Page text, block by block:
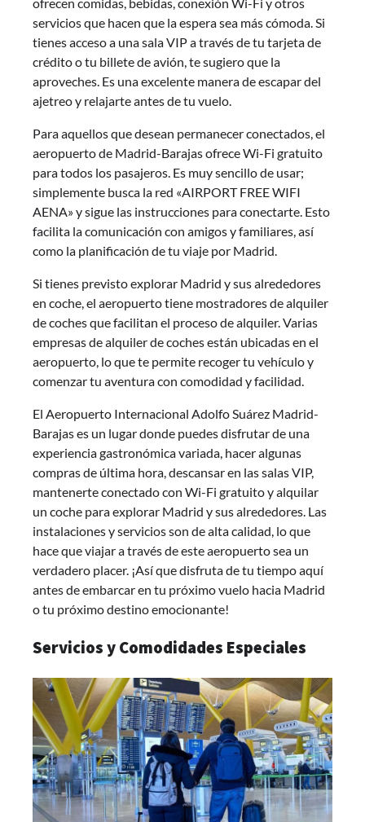
servicios que hacen que la espera sea más cómoda. Si
tienes acceso a una sala VIP a través de tu tarjeta de
crédito o tu billete de avión, te sugiero que la
aproveches. Es una excelente manera de escapar del
ajetreo y relajarte antes de tu vuelo.
Para aquellos que desean permanecer conectados, el
aeropuerto de Madrid-Barajas ofrece Wi-Fi gratuito
para todos los pasajeros. Es muy sencillo de usar;
simplemente busca la red «AIRPORT FREE WIFI
AENA» y sigue las instrucciones para conectarte. Esto
facilita la comunicación con amigos y familiares, así
como la planificación de tu viaje por Madrid.
Si tienes previsto explorar Madrid y sus alrededores
en coche, el aeropuerto tiene mostradores de alquiler
de coches que facilitan el proceso de alquiler. Varias
empresas de alquiler de coches están ubicadas en el
aeropuerto, lo que te permite recoger tu vehículo y
comenzar tu aventura con comodidad y facilidad.
El Aeropuerto Internacional Adolfo Suárez Madrid-
Barajas es un lugar donde puedes disfrutar de una
experiencia gastronómica variada, hacer algunas
compras de última hora, descansar en las salas VIP,
mantenerte conectado con Wi-Fi gratuito y alquilar
un coche para explorar Madrid y sus alrededores. Las
instalaciones y servicios son de alta calidad, lo que
hace que viajar a través de este aeropuerto sea un
verdadero placer. ¡Así que disfruta de tu tiempo aquí
antes de embarcar en tu próximo vuelo hacia Madrid
o tu próximo destino emocionante!
Servicios y Comodidades Especiales